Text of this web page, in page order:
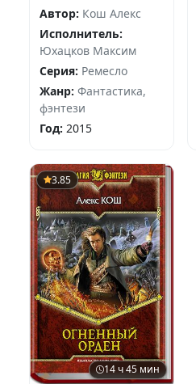
Автор: Кош Алекс
Исполнитель:
Юхацков Максим
Серия: Ремесло
Жанр: Фантастика,
фэнтези
Год: 2015
3.85
14 ч 45 мин